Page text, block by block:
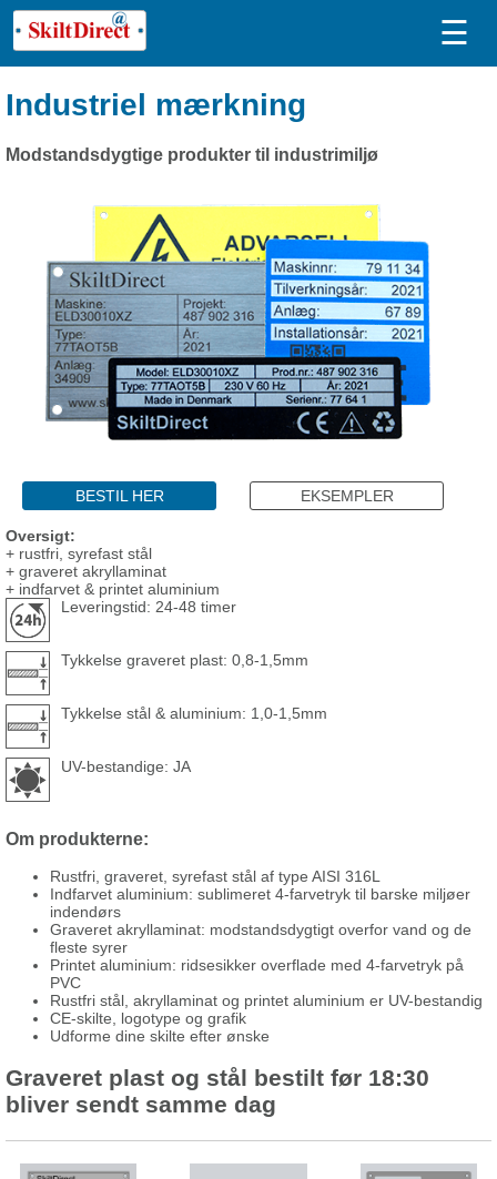
☰
Industriel mærkning
Modstandsdygtige produkter til industrimiljø
BESTIL HER EKSEMPLER
Oversigt:
+ rustfri, syrefast stål
+ graveret akryllaminat
+ indfarvet & printet aluminium
Leveringstid: 24-48 timer
Tykkelse graveret plast: 0,8-1,5mm
Tykkelse stål & aluminium: 1,0-1,5mm
UV-bestandige: JA
Om produkterne:
Rustfri, graveret, syrefast stål af type AISI 316L
Indfarvet aluminium: sublimeret 4-farvetryk til barske miljøer
indendørs
Graveret akryllaminat: modstandsdygtigt overfor vand og de
fleste syrer
Printet aluminium: ridsesikker overflade med 4-farvetryk på
PVC
Rustfri stål, akryllaminat og printet aluminium er UV-bestandig
CE-skilte, logotype og grafik
Udforme dine skilte efter ønske
Graveret plast og stål bestilt før 18:30
bliver sendt samme dag